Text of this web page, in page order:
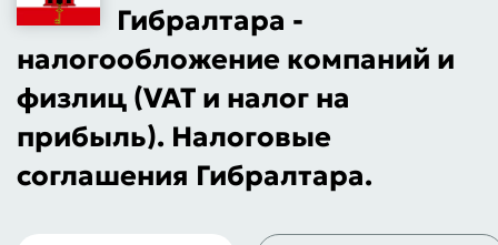
Гибралтара -
налогообложение компаний и
физлиц (VAT и налог на
прибыль). Налоговые
соглашения Гибралтара.